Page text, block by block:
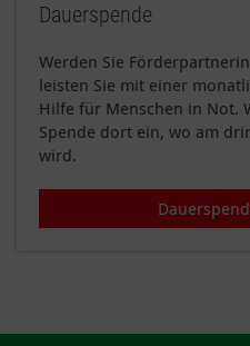
Dauerspende
Werden Sie
leisten Sie mit einer
Hilfe für Menschen in Not.
Spende dort ein, wo am
wird.